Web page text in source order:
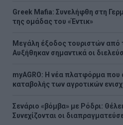
Greek Mafia: Συνελήφθη στη
της ομάδας του «Έντικ»
Μεγάλη έξοδος τουριστών από
Αυξήθηκαν σημαντικά οι
myAGRO: Η νέα πλατφόρμα που
καταβολής των αγροτικών
Σενάριο «βόμβα» με Ρόδρι:
Συνεχίζονται οι